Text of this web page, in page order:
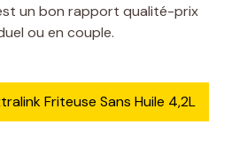
un bon rapport qualité-prix
ou en couple.
Friteuse Sans Huile 4,2L